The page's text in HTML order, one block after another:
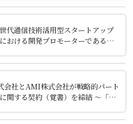
代通信技術活用型スタートアップ
おける開発プロモーターであるキ
ついて
社とAMI株式会社が戦略的パート
関する契約（覚書）を締結 ～「D